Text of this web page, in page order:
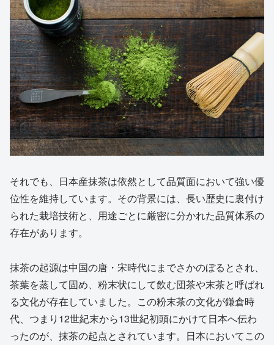
それでも、日本産抹茶は依然として品質面において強い優
位性を維持しています。その背景には、長い歴史に裏付け
られた栽培技術と、用途ごとに厳密に分かれた品質体系の
存在があります。
抹茶の起源は中国の唐・宋時代にまでさかのぼるとされ、
茶葉を蒸して固め、粉末状にして飲む団茶や末茶と呼ばれ
る文化が存在していました。この粉末茶の文化が鎌倉時
代、つまり12世紀末から13世紀初頭にかけて日本へ伝わ
ったのが、抹茶の起点とされています。日本においてこの